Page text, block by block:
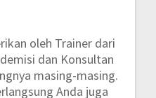
oleh Trainer dari
dan Konsultan
masing-masing.
Anda juga